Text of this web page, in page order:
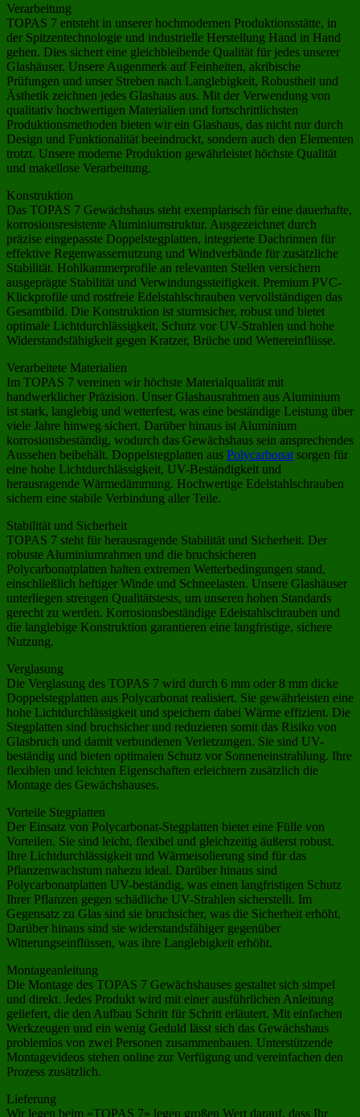
Verarbeitung
TOPAS 7 entsteht in unserer hochmodernen Produktionsstätte, in
der Spitzentechnologie und industrielle Herstellung Hand in Hand
gehen. Dies sichert eine gleichbleibende Qualität für jedes unserer
Glashäuser. Unsere Augenmerk auf Feinheiten, akribische
Prüfungen und unser Streben nach Langlebigkeit, Robustheit und
Ästhetik zeichnen jedes Glashaus aus. Mit der Verwendung von
qualitativ hochwertigen Materialien und fortschrittlichsten
Produktionsmethoden bieten wir ein Glashaus, das nicht nur durch
Design und Funktionalität beeindruckt, sondern auch den Elementen
trotzt. Unsere moderne Produktion gewährleistet höchste Qualität
und makellose Verarbeitung.
Konstruktion
Das TOPAS 7 Gewächshaus steht exemplarisch für eine dauerhafte,
korrosionsresistente Aluminiumstruktur. Ausgezeichnet durch
präzise eingepasste Doppelstegplatten, integrierte Dachrinnen für
effektive Regenwassernutzung und Windverbände für zusätzliche
Stabilität. Hohlkammerprofile an relevanten Stellen versichern
ausgeprägte Stabilität und Verwindungssteifigkeit. Premium PVC-
Klickprofile und rostfreie Edelstahlschrauben vervollständigen das
Gesamtbild. Die Konstruktion ist sturmsicher, robust und bietet
optimale Lichtdurchlässigkeit, Schutz vor UV-Strahlen und hohe
Widerstandsfähigkeit gegen Kratzer, Brüche und Wettereinflüsse.
Verarbeitete Materialien
Im TOPAS 7 vereinen wir höchste Materialqualität mit
handwerklicher Präzision. Unser Glashausrahmen aus Aluminium
ist stark, langlebig und wetterfest, was eine beständige Leistung über
viele Jahre hinweg sichert. Darüber hinaus ist Aluminium
korrosionsbeständig, wodurch das Gewächshaus sein ansprechendes
Aussehen beibehält. Doppelstegplatten aus Polycarbonat sorgen für
eine hohe Lichtdurchlässigkeit, UV-Beständigkeit und
herausragende Wärmedämmung. Hochwertige Edelstahlschrauben
sichern eine stabile Verbindung aller Teile.
Stabilität und Sicherheit
TOPAS 7 steht für herausragende Stabilität und Sicherheit. Der
robuste Aluminiumrahmen und die bruchsicheren
Polycarbonatplatten halten extremen Wetterbedingungen stand,
einschließlich heftiger Winde und Schneelasten. Unsere Glashäuser
unterliegen strengen Qualitätstests, um unseren hohen Standards
gerecht zu werden. Korrosionsbeständige Edelstahlschrauben und
die langlebige Konstruktion garantieren eine langfristige, sichere
Nutzung.
Verglasung
Die Verglasung des TOPAS 7 wird durch 6 mm oder 8 mm dicke
Doppelstegplatten aus Polycarbonat realisiert. Sie gewährleisten eine
hohe Lichtdurchlässigkeit und speichern dabei Wärme effizient. Die
Stegplatten sind bruchsicher und reduzieren somit das Risiko von
Glasbruch und damit verbundenen Verletzungen. Sie sind UV-
beständig und bieten optimalen Schutz vor Sonneneinstrahlung. Ihre
flexiblen und leichten Eigenschaften erleichtern zusätzlich die
Montage des Gewächshauses.
Vorteile Stegplatten
Der Einsatz von Polycarbonat-Stegplatten bietet eine Fülle von
Vorteilen. Sie sind leicht, flexibel und gleichzeitig äußerst robust.
Ihre Lichtdurchlässigkeit und Wärmeisolierung sind für das
Pflanzenwachstum nahezu ideal. Darüber hinaus sind
Polycarbonatplatten UV-beständig, was einen langfristigen Schutz
Ihrer Pflanzen gegen schädliche UV-Strahlen sicherstellt. Im
Gegensatz zu Glas sind sie bruchsicher, was die Sicherheit erhöht.
Darüber hinaus sind sie widerstandsfähiger gegenüber
Witterungseinflüssen, was ihre Langlebigkeit erhöht.
Montageanleitung
Die Montage des TOPAS 7 Gewächshauses gestaltet sich simpel
und direkt. Jedes Produkt wird mit einer ausführlichen Anleitung
geliefert, die den Aufbau Schritt für Schritt erläutert. Mit einfachen
Werkzeugen und ein wenig Geduld lässt sich das Gewächshaus
problemlos von zwei Personen zusammenbauen. Unterstützende
Montagevideos stehen online zur Verfügung und vereinfachen den
Prozess zusätzlich.
Lieferung
Wir legen beim «TOPAS 7» legen großen Wert darauf, dass Ihr